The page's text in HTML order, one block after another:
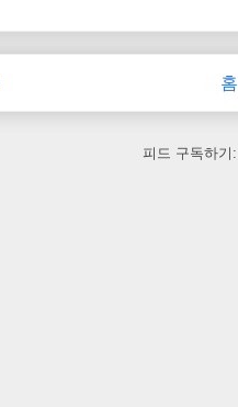
홈
피드 구독하기: